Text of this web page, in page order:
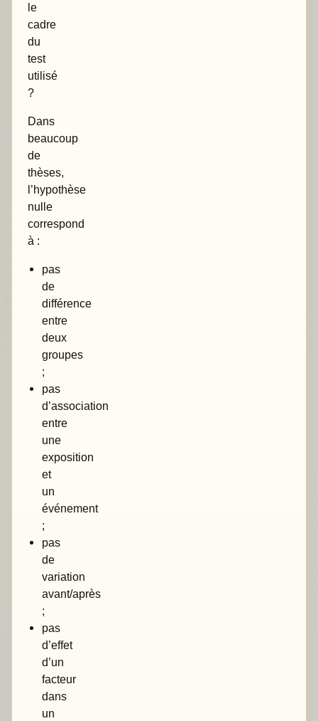
le
cadre
du
test
utilisé
?
Dans
beaucoup
de
thèses,
l’hypothèse
nulle
correspond
à :
pas
de
différence
entre
deux
groupes
;
pas
d’association
entre
une
exposition
et
un
événement
;
pas
de
variation
avant/après
;
pas
d’effet
d’un
facteur
dans
un